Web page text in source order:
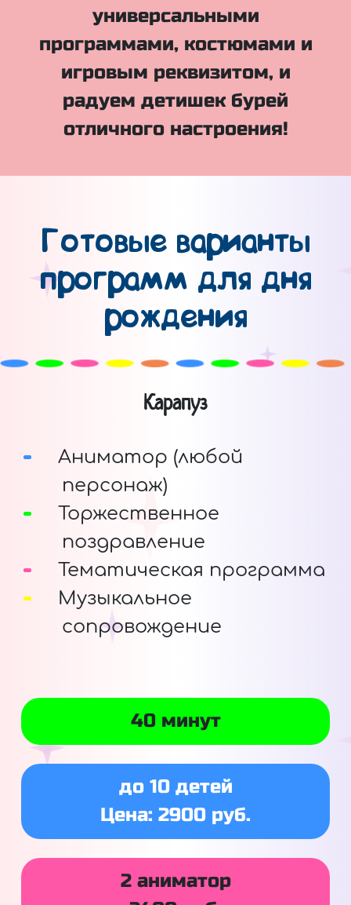
универсальными
программами, костюмами и
игровым реквизитом, и
радуем детишек бурей
отличного настроения!
Готовые варианты
программ для дня
рождения
Карапуз
Аниматор (любой
персонаж)
Торжественное
поздравление
Тематическая программа
Музыкальное
сопровождение
40 минут
до 10 детей
Цена: 2900 руб.
2 аниматор